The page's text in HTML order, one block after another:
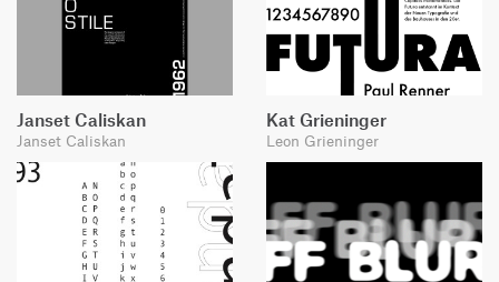
Janset Caliskan
Janset Caliskan
Kat Grieninger
Leon Grieninger